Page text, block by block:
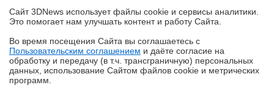
ЗАЩИЩЕНО CURATOR
© 1997—2026 Электронное периодическое издание "3ДНьюс" | Свидетельство о
выдано Федеральной Службой по надзору за соблюдением законодательства в сфере
массовых коммуникаций и охране культурного наследия
При цитировании документа ссылка на сайт с указанием автора обязательна. Полное
заимствование документа является нарушением
российского и международного законодательства и возможно только с согласия
Сайт 3DNews использует файлы cookie и сервисы аналитики.
Это помогает нам улучшать контент и работу Cайта.
Во время посещения Cайта вы соглашаетесь с
Пользовательским соглашением и даёте согласие на
обработку и передачу (в т.ч. трансграничную) персональных
данных, использование Cайтом файлов cookie и метрических
программ.